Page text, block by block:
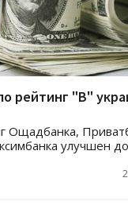
рейтинг "В"
Ощадбанка,
улучшен